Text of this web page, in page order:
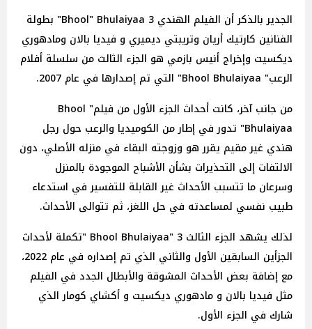
الجدير بالذكر أن الفيلم الهندي Bhool" Bhulaiyaa 3" بطولة
الفنانين كارتيك أريان وتريبتي ديميري و فيديا بالان ومادهوري
ديكسيت وإخراج أنيس بازمي هو الجزء الثالث من سلسلة أفلام
الرعب" Bhool Bhulaiyaa" التي تم إصدارها في عام 2007.
من جانب آخر، كانت أحداث الجزء الأول من فيلم" Bhool
Bhulaiyaa" تدور في إطار من الكوميديا والرعب حول رجل
هندي غير مقيم يقرر هو وزوجته البقاء في منزله الأصلي، دون
الالتفات إلى التحذيرات بشأن الأشباح الموجودة بالمنزل
وسرعان ما تتسبب الأحداث غير القابلة للتفسير في استدعاء
طبيب نفسي لمساعدته في حل اللغز، ثم تتوالى الأحداث.
لذلك يشهد الجزء الثالث Bhool Bhulaiyaa" 3 "تكملة لأحداث
الجزأين السابقين الأول والثاني الذي تم إصداره في عام 2022،
مع إضافة بعض الأحداث المشوقة والأبطال الجدد في الفيلم
مثل فيديا بالان و مادهوري ديكسيت و أكشاي كومار الذي
شارك في الجزء الأول.